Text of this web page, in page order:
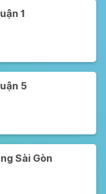
1
5
Sài Gòn